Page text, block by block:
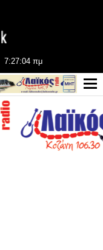
7:27:04 πμ